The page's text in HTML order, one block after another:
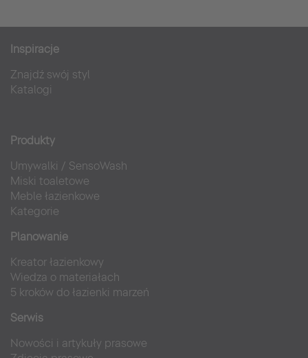
Inspiracje
Znajdź swój styl
Katalogi
Produkty
Umywalki / SensoWash
Miski toaletowe
Meble łazienkowe
Kategorie
Planowanie
Kreator łazienkowy
Wiedza o materiałach
5 kroków do łazienki marzeń
Serwis
Nowości i artykuły prasowe